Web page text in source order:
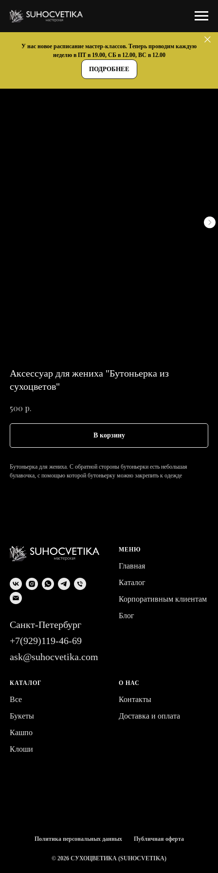
У нас новое расписание мастер-классов. Теперь проводим каждую
неделю в ПТ в 19.00, СБ в 12.00, ВС в 12.00
ПОДРОБНЕЕ
Аксессуар для жениха "Бутоньерка из
сухоцветов"
500 р.
В корзину
Бутоньерка для жениха. С обратной стороны бутоньерки есть небольшая
булавочка, с помощью которой бутоньерку можно закрепить к одежде
Санкт-Петербург
+7(929)119-46-69
ask@suhocvetika.com
МЕНЮ
Главная
Каталог
Корпоративным клиентам
Блог
КАТАЛОГ
Все
Букеты
Кашпо
Клоши
О НАС
Контакты
Доставка и оплата
Политика персональных данных Публичная оферта
© 2026 СУХОЦВЕТИКА (SUHOCVETIKA)